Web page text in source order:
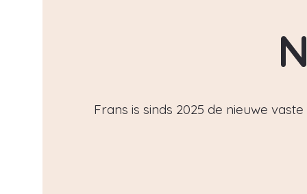
Frans is sinds 2025 de nieuwe